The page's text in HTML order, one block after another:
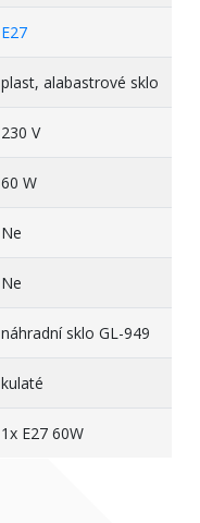
E27
plast, alabastrové sklo
230 V
60 W
Ne
Ne
náhradní sklo GL-949
kulaté
1x E27 60W